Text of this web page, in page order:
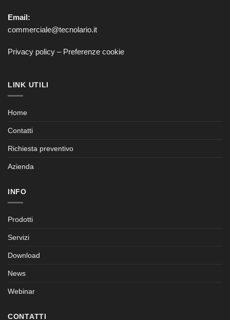
Email:
commerciale@tecnolario.it
Privacy policy – Preferenze cookie
LINK UTILI
Home
Contatti
Richiesta preventivo
Azienda
INFO
Prodotti
Servizi
Download
News
Webinar
CONTATTI